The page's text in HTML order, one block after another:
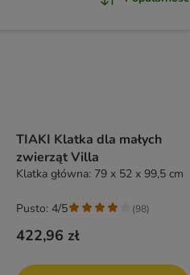
TIAKI Klatka dla małych
zwierząt Villa
Klatka główna: 79 x 52 x 99,5 cm
422,96 zł
Pusto: 4/5 (98)